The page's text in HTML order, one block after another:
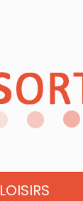
LOISIRS